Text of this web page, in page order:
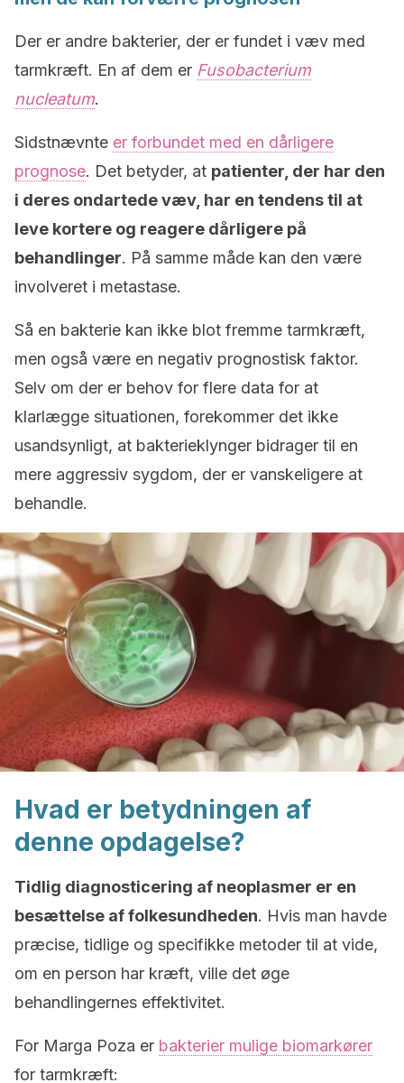
Der er andre bakterier, der er fundet i væv med
tarmkræft. En af dem er Fusobacterium
nucleatum.
Sidstnævnte er forbundet med en dårligere
prognose. Det betyder, at patienter, der har den
i deres ondartede væv, har en tendens til at
leve kortere og reagere dårligere på
behandlinger. På samme måde kan den være
involveret i metastase.
Så en bakterie kan ikke blot fremme tarmkræft,
men også være en negativ prognostisk faktor.
Selv om der er behov for flere data for at
klarlægge situationen, forekommer det ikke
usandsynligt, at bakterieklynger bidrager til en
mere aggressiv sygdom, der er vanskeligere at
behandle.
Hvad er betydningen af
denne opdagelse?
Tidlig diagnosticering af neoplasmer er en
besættelse af folkesundheden. Hvis man havde
præcise, tidlige og specifikke metoder til at vide,
om en person har kræft, ville det øge
behandlingernes effektivitet.
For Marga Poza er bakterier mulige biomarkører
for tarmkræft: